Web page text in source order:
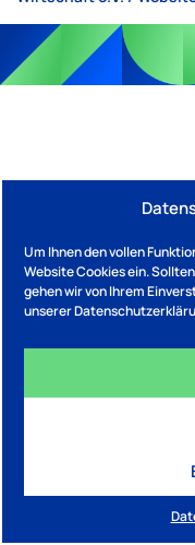
Um Ihnen den vollen
Website Cookies ein.
gehen wir von Ihrem
unserer